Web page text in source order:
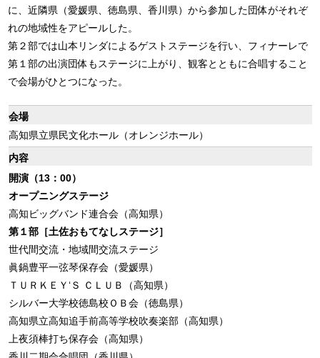
に、近隣県（愛媛県、徳島県、香川県）から参加した団体がそれぞ
れの地域性をアピールした。
第２部では山本リンダによるゲストステージを行い、フィナーレで
第１部の出演団体もステージに上がり、観客とともに合唱すること
で会場がひとつになった。
会場
高知県立県民文化ホール（オレンジホール）
内容
開演（13：00）
オープニングステージ
高知ビッグバンド連合会（高知県）
第１部［土佐おもてなしステージ］
世代間交流・地域間交流ステージ
眞鍋豊平一弦琴保存会（愛媛県）
ＴＵＲＫＥＹ‘Ｓ ＣＬＵＢ（高知県）
シルバー大学校徳島校ＯＢ会（徳島県）
高知県立高知追手前高等学校吹奏楽部（高知県）
上夜須棒打ち保存会（高知県）